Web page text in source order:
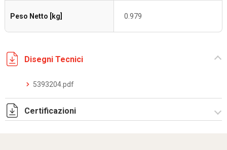
Peso Netto [kg] 0.979
Disegni Tecnici
5393204.pdf
Certificazioni